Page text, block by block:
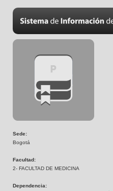
Sede:
Bogotá
Facultad:
2- FACULTAD DE MEDICINA
Dependencia: